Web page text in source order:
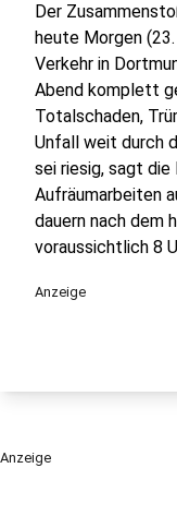
Der
heute Morgen
Verkehr in
Abend komplett
Totalschaden,
Unfall weit durch
sei riesig, sagt die
Aufräumarbeiten
dauern nach dem
voraussichtlich 8
Anzeige
Anzeige